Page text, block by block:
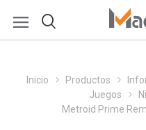
Inicio Productos
Juegos
Metroid Prime